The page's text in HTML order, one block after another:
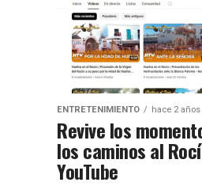
ENTRETENIMIENTO hace 2 años
Revive los
los caminos al
YouTube